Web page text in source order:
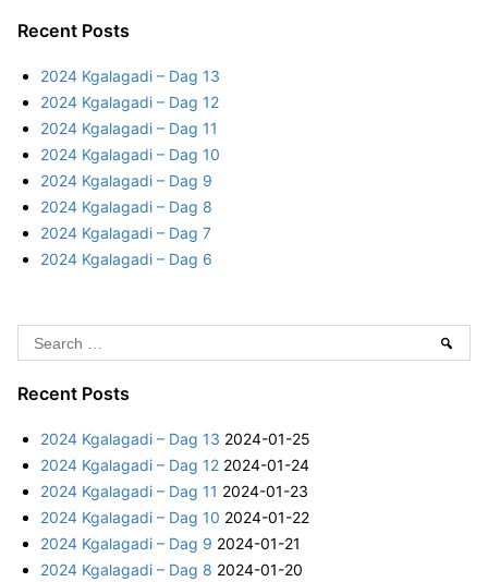
a
1
r
d
k
a
a
p
–
D
a
c
h
o
Recent Posts
2024 Kgalagadi – Dag 13
2024 Kgalagadi – Dag 12
2024 Kgalagadi – Dag 11
2024 Kgalagadi – Dag 10
2024 Kgalagadi – Dag 9
2024 Kgalagadi – Dag 8
2024 Kgalagadi – Dag 7
2024 Kgalagadi – Dag 6
e
a
c
h
o
Recent Posts
2024 Kgalagadi – Dag 13 2024-01-25
2024 Kgalagadi – Dag 12 2024-01-24
2024 Kgalagadi – Dag 11 2024-01-23
2024 Kgalagadi – Dag 10 2024-01-22
2024 Kgalagadi – Dag 9 2024-01-21
2024 Kgalagadi – Dag 8 2024-01-20